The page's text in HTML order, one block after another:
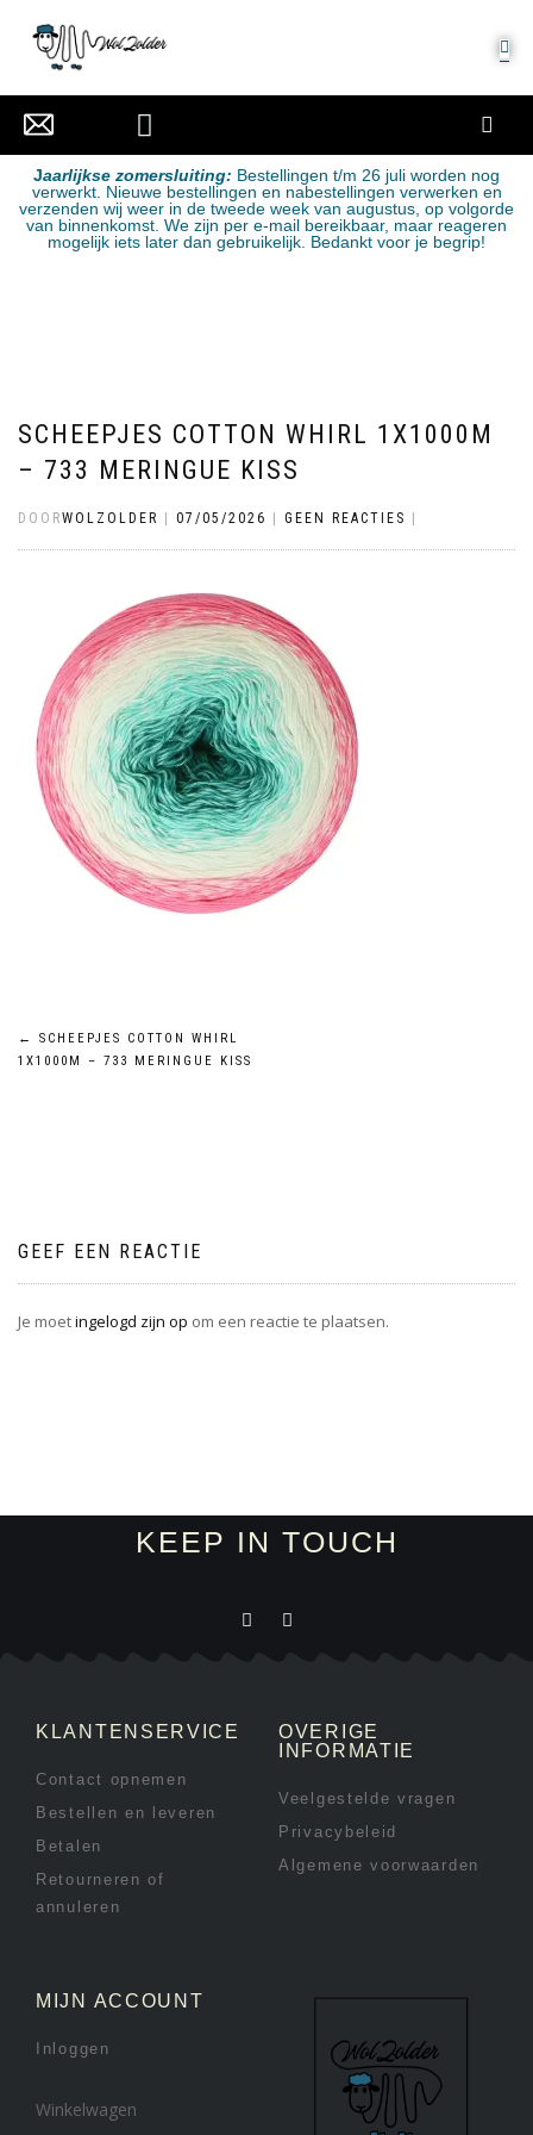
Jaarlijkse zomersluiting: Bestellingen t/m 26 juli worden nog
verwerkt. Nieuwe bestellingen en nabestellingen verwerken en
verzenden wij weer in de tweede week van augustus, op volgorde
van binnenkomst. We zijn per e-mail bereikbaar, maar reageren
mogelijk iets later dan gebruikelijk. Bedankt voor je begrip!
SCHEEPJES COTTON WHIRL 1X1000M
– 733 MERINGUE KISS
DOORWOLZOLDER 07/05/2026 GEEN REACTIES
←
SCHEEPJES COTTON WHIRL
1X1000M – 733 MERINGUE KISS
GEEF EEN REACTIE
Je moetingelogd zijn op om een reactie te plaatsen.
KEEP IN TOUCH
KLANTENSERVICE
Contact opnemen
Bestellen en leveren
Betalen
Retourneren of
annuleren
OVERIGE
INFORMATIE
Veelgestelde vragen
Privacybeleid
Algemene voorwaarden
MIJN ACCOUNT
Inloggen
Winkelwagen